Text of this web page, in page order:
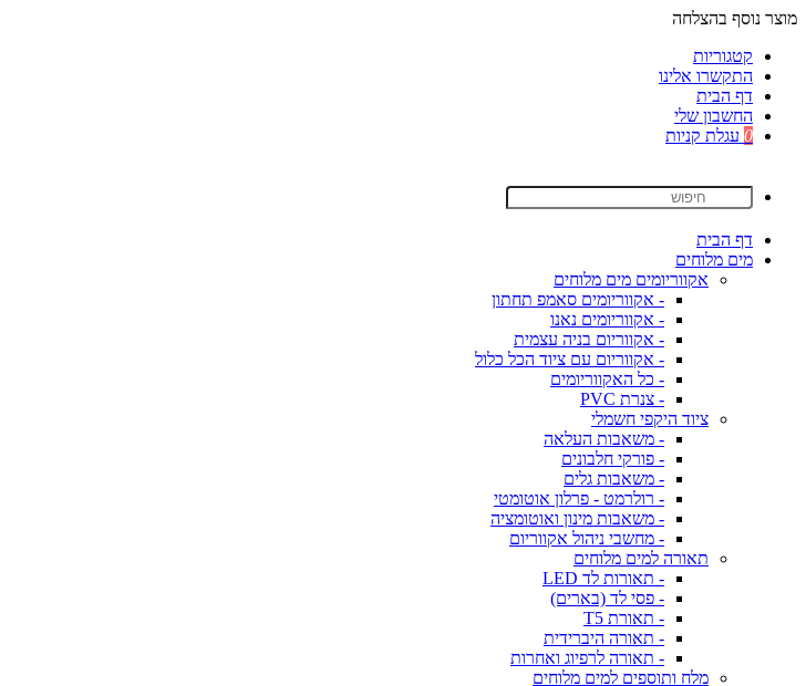
מוצר נוסף בהצלחה
קטגוריות
התקשרו אלינו
דף הבית
החשבון שלי
0 עגלת קניות
דף הבית
מים מלוחים
אקווריומים מים מלוחים
- אקווריומים סאמפ תחתון
- אקווריומים נאנו
- אקווריום בניה עצמית
- אקווריום עם ציוד הכל כלול
- כל האקווריומים
- צנרת PVC
ציוד היקפי חשמלי
- משאבות העלאה
- פורקי חלבונים
- משאבות גלים
- רולרמט - פרלון אוטומטי
- משאבות מינון ואוטומציה
- מחשבי ניהול אקווריום
תאורה למים מלוחים
- תאורות לד LED
- פסי לד (בארים)
- תאורת T5
- תאורה היברידית
- תאורה לרפיוג ואחרות
מלח ותוספים למים מלוחים